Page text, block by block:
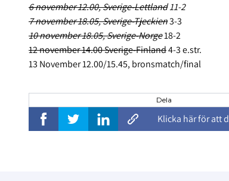
6 november 12.00, Sverige-Lettland11-2
7 november 18.05, Sverige-Tjeckien3-3
10 november 18.05, Sverige-Norge18-2
12 november 14.00 Sverige-Finland4-3 e.str.
13 November 12.00/15.45, bronsmatch/final
Dela
Klicka här för att